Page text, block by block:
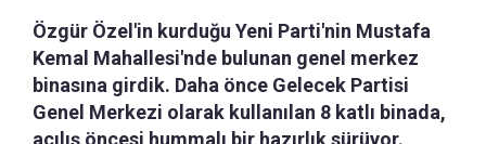
Özgür Özel'in kurduğu Yeni Parti'nin Mustafa
Kemal Mahallesi'nde bulunan genel merkez
binasına girdik. Daha önce Gelecek Partisi
Genel Merkezi olarak kullanılan 8 katlı binada,
açılış öncesi hummalı bir hazırlık sürüyor.